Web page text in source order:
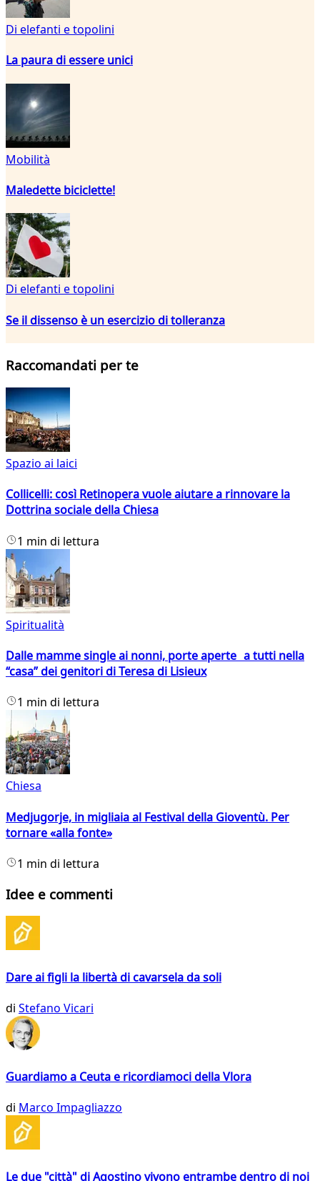
Di elefanti e topolini
La paura di essere unici
Mobilità
Maledette biciclette!
Di elefanti e topolini
Se il dissenso è un esercizio di tolleranza
Raccomandati per te
Spazio ai laici
Collicelli: così Retinopera vuole aiutare a rinnovare la
Dottrina sociale della Chiesa
1 min di lettura
Spiritualità
Dalle mamme single ai nonni, porte aperte a tutti nella
“casa” dei genitori di Teresa di Lisieux
1 min di lettura
Chiesa
Medjugorje, in migliaia al Festival della Gioventù. Per
tornare «alla fonte»
1 min di lettura
Idee e commenti
Dare ai figli la libertà di cavarsela da soli
di Stefano Vicari
Guardiamo a Ceuta e ricordiamoci della Vlora
di Marco Impagliazzo
Le due "città" di Agostino vivono entrambe dentro di noi